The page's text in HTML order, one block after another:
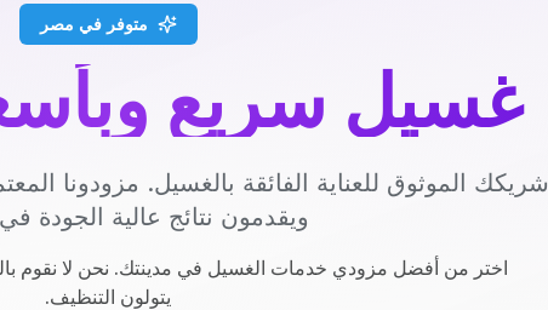
متوفر في مصر
غسيل سريع
شريكك الموثوق للعناية الفائقة بالغسيل. مزودونا
ويقدمون نتائج عالية الجودة
اختر من أفضل مزودي خدمات الغسيل في مدينتك. نحن لا نقوم
يتولون التنظيف.